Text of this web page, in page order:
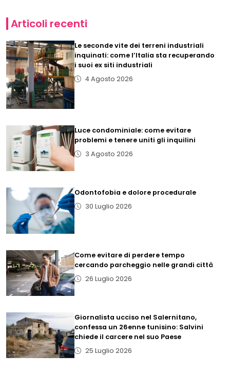
Articoli recenti
Le seconde vite dei terreni industriali
inquinati: come l’Italia sta recuperando
i suoi ex siti industriali
4 Agosto 2026
Luce condominiale: come evitare
problemi e tenere uniti gli inquilini
3 Agosto 2026
Odontofobia e dolore procedurale
30 Luglio 2026
Come evitare di perdere tempo
cercando parcheggio nelle grandi città
26 Luglio 2026
Giornalista ucciso nel Salernitano,
confessa un 26enne tunisino: Salvini
chiede il carcere nel suo Paese
25 Luglio 2026